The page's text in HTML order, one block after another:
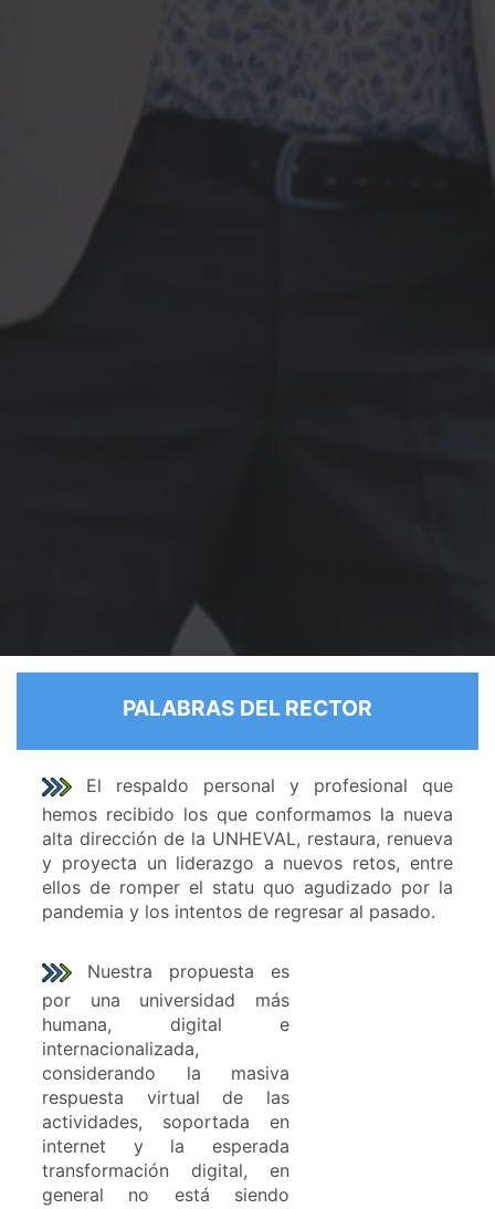
PALABRAS DEL RECTOR
El respaldo personal y profesional que
hemos recibido los que conformamos la nueva
alta dirección de la UNHEVAL, restaura, renueva
y proyecta un liderazgo a nuevos retos, entre
ellos de romper el statu quo agudizado por la
pandemia y los intentos de regresar al pasado.
Nuestra propuesta es
por una universidad más
humana, digital e
internacionalizada,
considerando la masiva
respuesta virtual de las
actividades, soportada en
internet y la esperada
transformación digital, en
general no está siendo